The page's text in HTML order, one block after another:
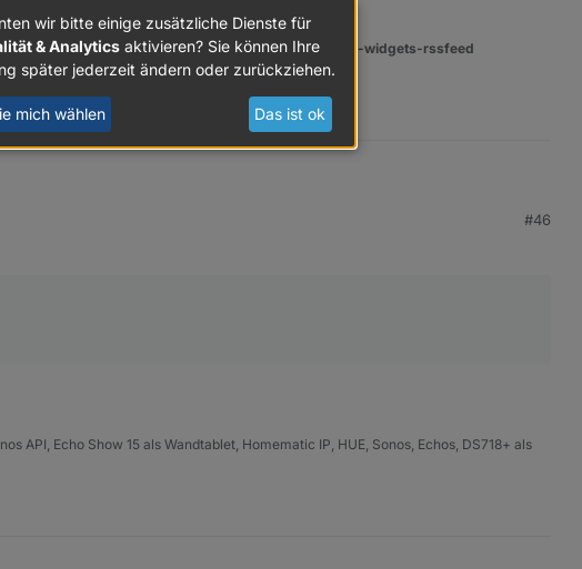
,vis-json-template,skiinfo ,vis-mapwidgets,
vis-2-widgets-rssfeed
#46
API, Echo Show 15 als Wandtablet, Homematic IP, HUE, Sonos, Echos, DS718+ als
wir bitte einige zusätzliche Dienste für
& Analytics aktivieren? Sie können Ihre
später jederzeit ändern oder zurückziehen.
mich wählen Das ist ok